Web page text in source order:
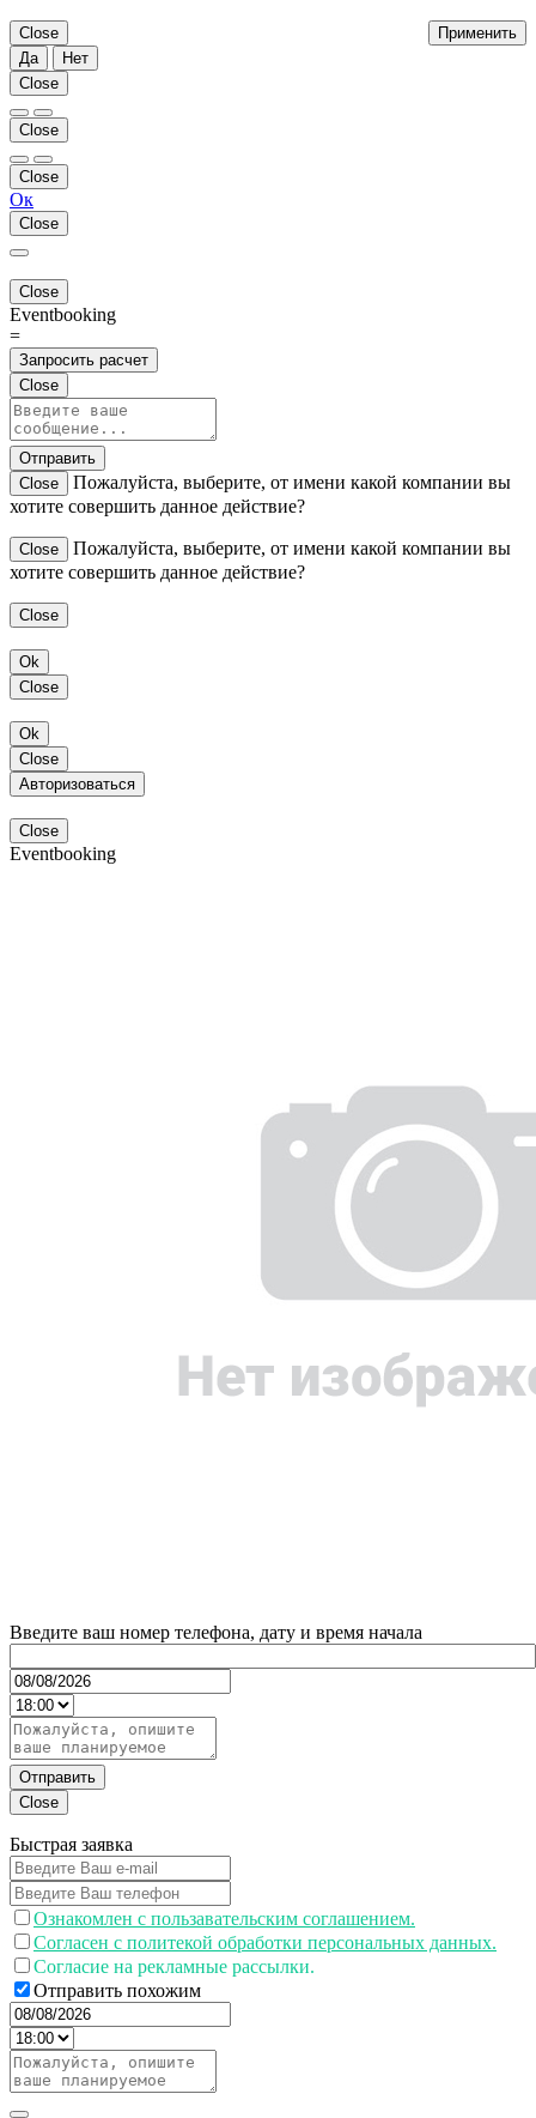
Применить
Close
Да
Нет
Close
Close
Close
Ок
Close
Close
Eventbooking
=
Запросить расчет
Close
Отправить
Close
Пожалуйста, выберите, от имени какой компании вы
хотите совершить данное действие?
Close
Пожалуйста, выберите, от имени какой компании вы
хотите совершить данное действие?
Close
Ok
Close
Ok
Close
Авторизоваться
Close
Eventbooking
Введите ваш номер телефона, дату и время начала
Отправить
Close
Быстрая заявка
Ознакомлен с пользавательским соглашением.
Согласен с политекой обработки персональных данных.
Согласие на рекламные рассылки.
Отправить похожим